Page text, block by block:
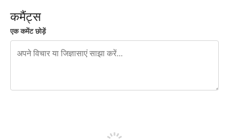
कमैंट्स
एक कमेंट छोड़ें